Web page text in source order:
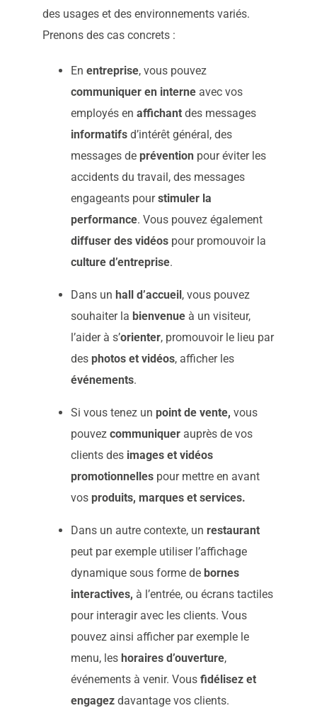
des usages et des environnements variés.
Prenons des cas concrets :
En entreprise, vous pouvez
communiquer en interneavec vos
employés en affichantdes messages
informatifsd’intérêt général, des
messages deprévention pour éviter les
accidents du travail, des messages
engageants pourstimuler la
performance. Vous pouvez également
diffuser des vidéospour promouvoir la
culture d’entreprise.
Dans un hall d’accueil, vous pouvez
souhaiter la bienvenueà un visiteur,
l’aider à s’orienter, promouvoir le lieu par
des photos et vidéos, afficher les
événements.
Si vous tenez un point de vente, vous
pouvez communiquerauprès de vos
clients des images et vidéos
promotionnellespour mettre en avant
vosproduits, marques et services.
Dans un autre contexte, un restaurant
peut par exemple utiliser l’affichage
dynamique sous forme de bornes
interactives, à l’entrée, ou écrans tactiles
pour interagir avec les clients. Vous
pouvez ainsi afficher par exemple le
menu, les horaires d’ouverture,
événements à venir. Vousfidélisez et
engagezdavantage vos clients.